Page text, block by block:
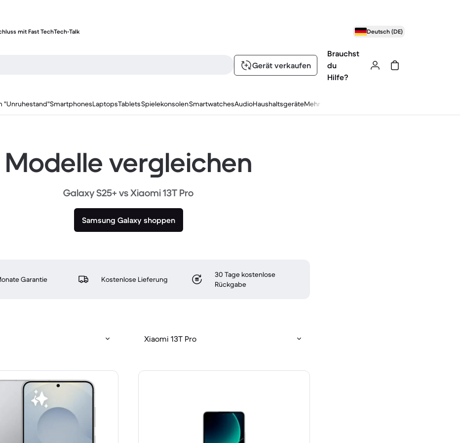
mit Fast TechTech-Talk Deutsch (DE)
Gerät verkaufen
Brauchst
du
Hilfe?
"Unruhestand"SmartphonesLaptopsTabletsSpielekonsolenSmartwatchesAudioHaushaltsgeräteMehr
Modelle vergleichen
Galaxy S25+ vs Xiaomi 13T Pro
Samsung Galaxy shoppen
Garantie Kostenlose Lieferung
30 Tage kostenlose
Rückgabe
Xiaomi 13T Pro